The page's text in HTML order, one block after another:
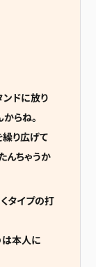
ドに放り
らね。
り広げて
んちゃうか
タイプの打
本人に